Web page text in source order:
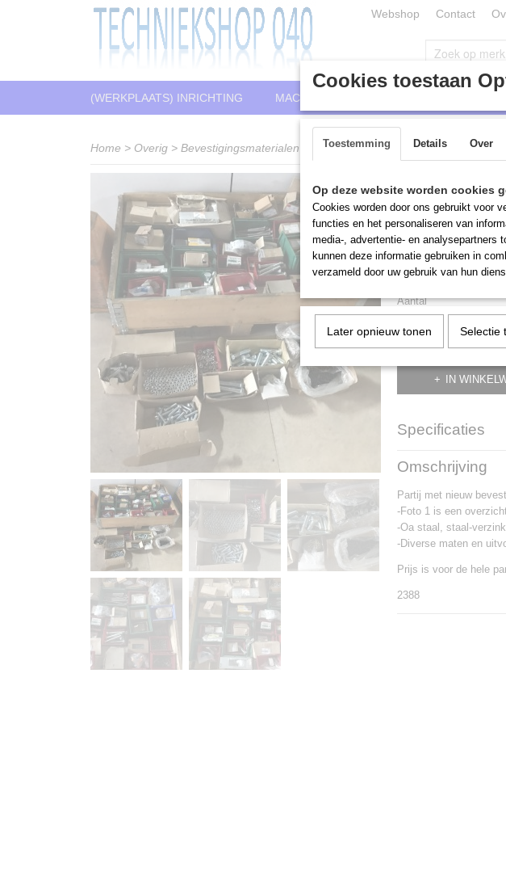
Webshop Contact
(WERKPLAATS) INRICHTING MACHINES
Home > Overig > Bevestigingsmaterialen Partij met divers bevestigingsmateriaal
Partij
€ 150,00
Aantal
IN
Specificaties
Productcode
Omschrijving
Partij met nieuw
-Foto 1 is een
-Oa staal, staal-
-Diverse maten en
Prijs is voor de hele
2388
Cookies toestaan
Toestemming Details Over
Op deze website worden cookies
Cookies worden door ons gebruikt voor
functies en het personaliseren van
media-, advertentie- en analysepartners
kunnen deze informatie gebruiken in
verzameld door uw gebruik van hun
Later opnieuw tonen Selectie